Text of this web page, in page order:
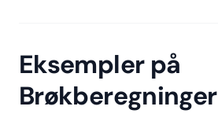
Eksempler på
Brøkberegninger